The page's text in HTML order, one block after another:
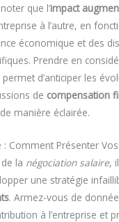
que l’impact
à l’autre, en
économique et des
Prendre en
d’anticiper les
de compensation
manière éclairée.
: Comment Présenter
la négociation salaire,
une stratégie
. Armez-vous de
à l’entreprise et